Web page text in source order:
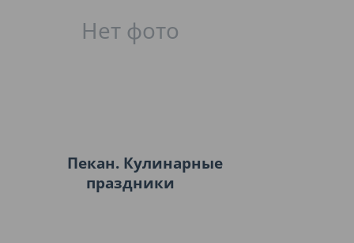
Пекан. Кулинарные
праздники